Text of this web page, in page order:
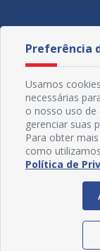
Preferência
Usamos
necessárias
o nosso uso
gerenciar suas
Para obter
como
Política de